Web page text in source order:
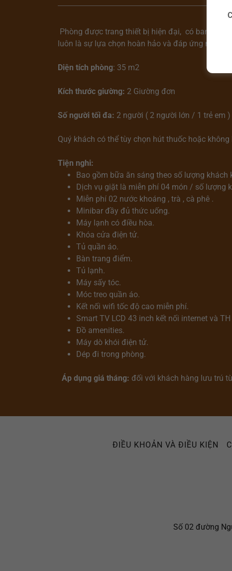
Phòng được trang thiết bị hiện đại, có ban
luôn là sự lựa chọn hoàn hảo và đáp ứng nhu
Diện tích phòng: 35 m2
Kích thước giường: 2 Giường đơn
Số người tối đa: 2 người ( 2 người lớn / 1 trẻ em )
Quý khách có thể tùy chọn hút thuốc hoặc không
Tiện nghi:
Bao gồm bữa ăn sáng theo số lượng khách
Dịch vụ giặt là miễn phí 04 món / số lượng
Miễn phí 02 nước khoáng , trà , cà phê .
Minibar đầy đủ thức uống.
Máy lạnh có điều hòa.
Khóa cửa điện tử.
Tủ quần áo.
Bàn trang điểm.
Tủ lạnh.
Máy sấy tóc.
Móc treo quần áo.
Kết nối wifi tốc độ cao miễn phí.
Smart TV LCD 43 inch kết nối internet và TH
Đồ amenities.
Máy dò khói điện tử.
Dép đi trong phòng.
Áp dụng giá tháng: đối với khách hàng lưu trú
ĐIỀU KHOẢN VÀ ĐIỀU KIỆN
Số 02 đường